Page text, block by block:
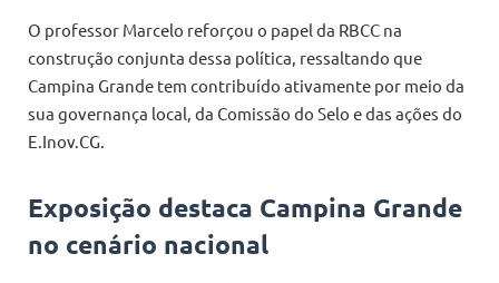
O professor Marcelo reforçou o papel da RBCC na
construção conjunta dessa política, ressaltando que
Campina Grande tem contribuído ativamente por meio da
sua governança local, da Comissão do Selo e das ações do
E.Inov.CG.
Exposição destaca Campina Grande
no cenário nacional